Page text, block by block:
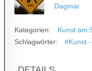
Dagmar
Kategorien:
Kunst am
Schlagwörter:
#Kunst